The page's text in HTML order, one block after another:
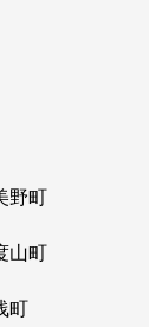
野町
山町
町